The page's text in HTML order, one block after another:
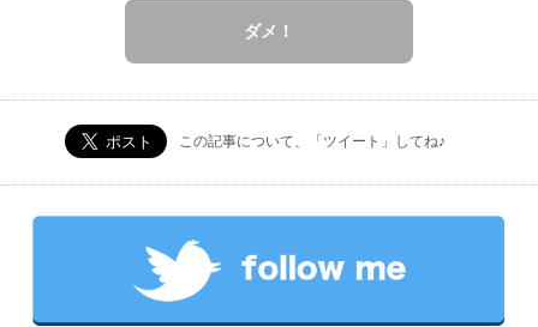
ダメ！
この記事について、「ツイート」してね♪